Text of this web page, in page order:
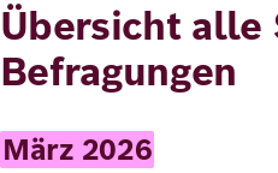
Übersicht alle
Befragungen
März 2026